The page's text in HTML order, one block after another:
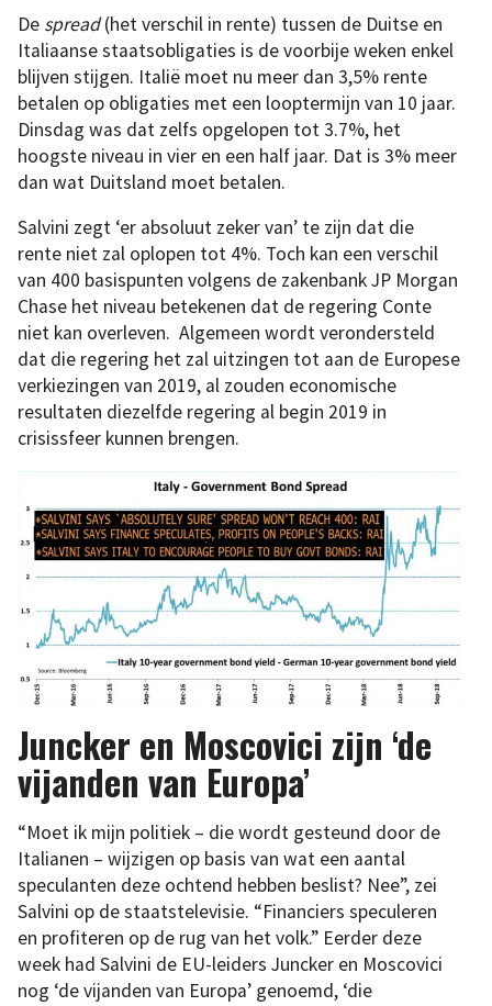
De spread(het verschil in rente) tussen de Duitse en
Italiaanse staatsobligaties is de voorbije weken enkel
blijven stijgen. Italië moet nu meer dan 3,5% rente
betalen op obligaties met een looptermijn van 10 jaar.
Dinsdag was dat zelfs opgelopen tot 3.7%, het
hoogste niveau in vier en een half jaar. Dat is 3% meer
dan wat Duitsland moet betalen.
Salvini zegt ‘er absoluut zeker van’ te zijn dat die
rente niet zal oplopen tot 4%. Toch kan een verschil
van 400 basispunten volgens de zakenbank JP Morgan
Chase het niveau betekenen dat de regering Conte
niet kan overleven. Algemeen wordt verondersteld
dat die regering het zal uitzingen tot aan de Europese
verkiezingen van 2019, al zouden economische
resultaten diezelfde regering al begin 2019 in
crisissfeer kunnen brengen.
Juncker en Moscovici zijn ‘de
vijanden van Europa’
“Moet ik mijn politiek – die wordt gesteund door de
Italianen – wijzigen op basis van wat een aantal
speculanten deze ochtend hebben beslist? Nee”, zei
Salvini op de staatstelevisie. “Financiers speculeren
en profiteren op de rug van het volk.” Eerder deze
week had Salvini de EU-leiders Juncker en Moscovici
nog ‘de vijanden van Europa’ genoemd, ‘die